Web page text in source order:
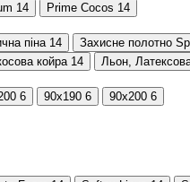
14 Prime Cocos 14
піна 14 Захисне полотно
койра 14 Льон,
6 90х190 6 90х200 6